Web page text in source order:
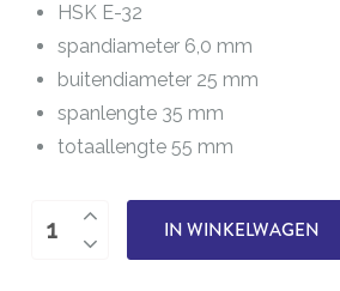
HSK E-32
spandiameter 6,0 mm
buitendiameter 25 mm
spanlengte 35 mm
totaallengte 55 mm
Tribos
IN WINKELWAGEN